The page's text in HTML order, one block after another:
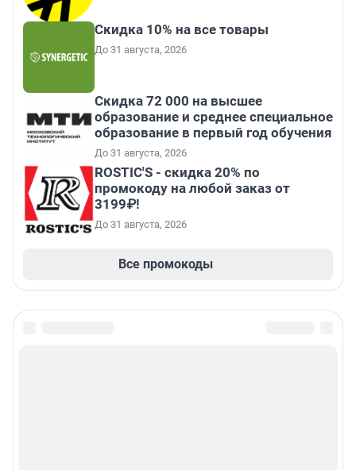
Скидка 10% на все товары
До 31 августа, 2026
Скидка 72 000 на высшее
образование и среднее специальное
образование в первый год обучения
До 31 августа, 2026
ROSTIC'S - скидка 20% по
промокоду на любой заказ от
3199₽!
До 31 августа, 2026
Все промокоды